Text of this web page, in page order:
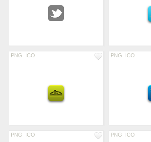
PNG ICO PNG ICO
PNG ICO PNG ICO